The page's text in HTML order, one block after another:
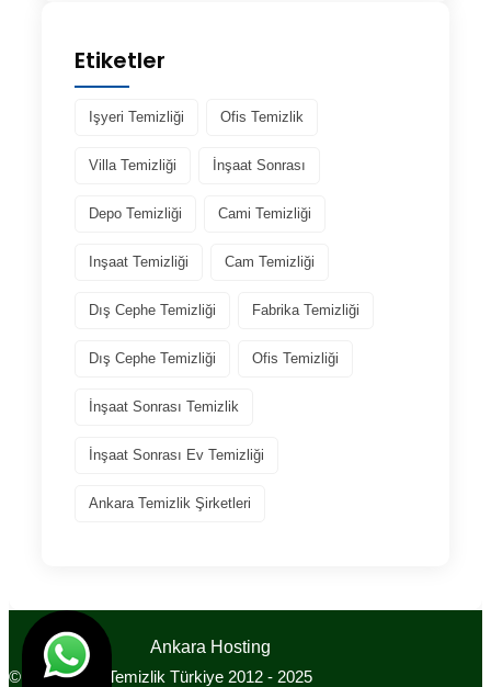
Etiketler
Işyeri Temizliği Ofis Temizlik
Villa Temizliği İnşaat Sonrası
Depo Temizliği Cami Temizliği
Inşaat Temizliği Cam Temizliği
Dış Cephe Temizliği Fabrika Temizliği
Dış Cephe Temizliği Ofis Temizliği
İnşaat Sonrası Temizlik
İnşaat Sonrası Ev Temizliği
Ankara Temizlik Şirketleri
Tasarım
Ankara Hosting
© Ankara Ela Temizlik Türkiye 2012 - 2025